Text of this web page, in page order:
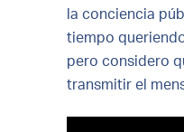
la conciencia
tiempo
pero considero
transmitir el